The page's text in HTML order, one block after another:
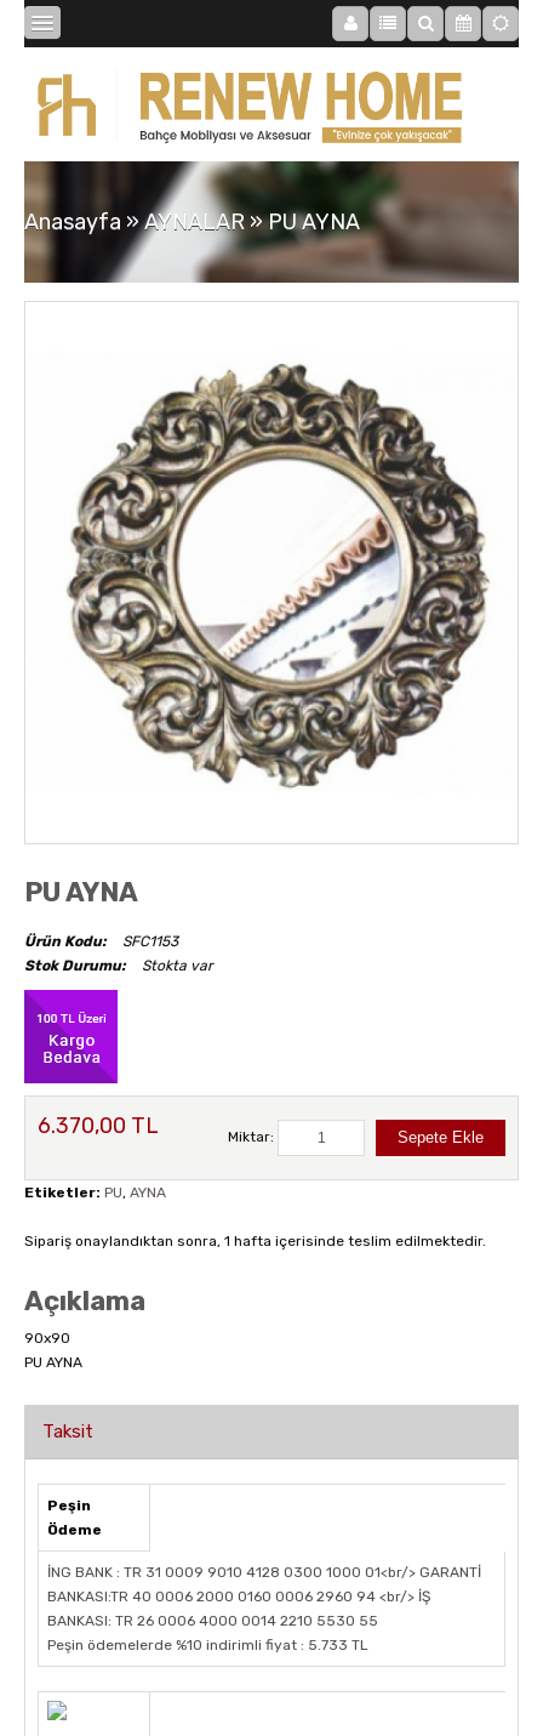
BİBLOLAR
SAATLER
AYNALAR
AKSESUARLAR
OBJELER
Anasayfa »AYNALAR»PU AYNA
PU AYNA
Ürün Kodu:
SFC1153
Stok Durumu:
Stokta var
6.370,00 TL Miktar:
Etiketler: PU, AYNA
Sipariş onaylandıktan sonra, 1 hafta içerisinde teslim edilmektedir.
Açıklama
90x90
PU AYNA
Taksit
Peşin
Ödeme
İNG BANK : TR 31 0009 9010 4128 0300 1000 01<br/> GARANTİ
BANKASI:TR 40 0006 2000 0160 0006 2960 94 <br/> İŞ
BANKASI: TR 26 0006 4000 0014 2210 5530 55
Peşin ödemelerde %10 indirimli fiyat : 5.733 TL